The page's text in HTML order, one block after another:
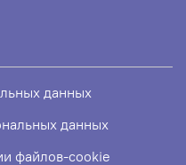
данных
данных
файлов-cookie